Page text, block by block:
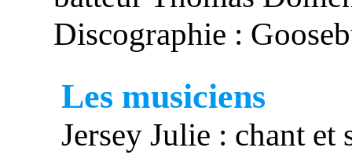
Discographie :
Les musiciens
Jersey Julie : chant et